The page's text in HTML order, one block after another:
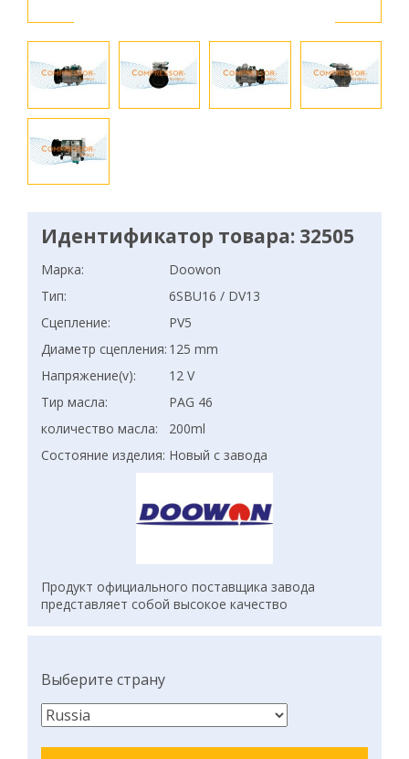
Идентификатор товара: 32505
Марка:
Doowon
Тип:
6SBU16 / DV13
Сцепление:
PV5
Диаметр сцепления: 125 mm
Напряжение(v):
12 V
Тир масла:
PAG 46
количество масла:
200ml
Состояние изделия: Новый с завода
Продукт официального поставщика завода
представляет собой высокое качество
Выберите страну